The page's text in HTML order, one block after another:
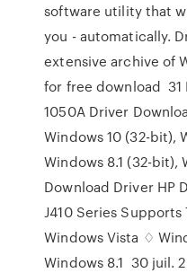
software utility that
you - automatically.
extensive archive of
for free download 31
1050A Driver
Windows 10 (32-bit),
Windows 8.1 (32-bit),
Download Driver HP
J410 Series
Windows Vista ♢
Windows 8.1 30 juil.